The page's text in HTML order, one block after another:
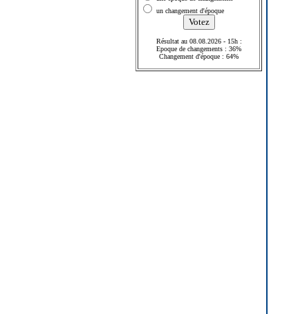
un changement d'époque
Résultat au 08.08.2026 - 15h :
Epoque de changements : 36%
Changement d'époque : 64%